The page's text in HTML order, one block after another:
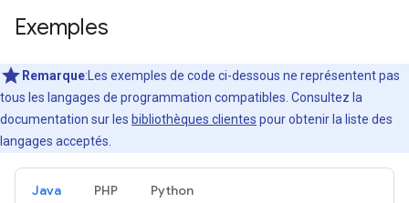
Exemples
Remarque:Les exemples de code ci-dessous ne représentent pas
tous les langages de programmation compatibles. Consultez la
documentation sur les bibliothèques clientes pour obtenir la liste des
langages acceptés.
Java PHP Python